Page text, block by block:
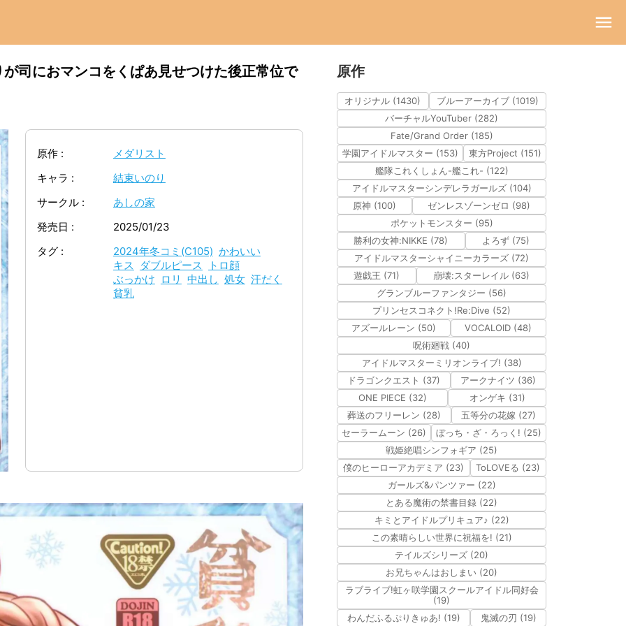
司におマンコをくぱあ見せつけた後正常位で
原作
メダリスト
キャラ
結束いのり
サークル
あしの家
発売日
2025/01/23
タグ
2024年冬コミ(C105) かわいい
キス
ダブルピース
トロ顔
ぶっかけ ロリ 中出し 処女 汗だく
貧乳
原作
オリジナル (1430)
ブルーアーカイブ (1019)
バーチャルYouTuber (282)
Fate/Grand Order (185)
学園アイドルマスター (153)
東方Project (151)
艦隊これくしょん-艦これ- (122)
アイドルマスターシンデレラガールズ (104)
原神 (100)
ゼンレスゾーンゼロ (98)
ポケットモンスター (95)
勝利の女神:NIKKE (78)
よろず (75)
アイドルマスターシャイニーカラーズ (72)
遊戯王 (71)
崩壊:スターレイル (63)
グランブルーファンタジー (56)
プリンセスコネクト!Re:Dive (52)
アズールレーン (50)
VOCALOID (48)
呪術廻戦 (40)
アイドルマスターミリオンライブ! (38)
ドラゴンクエスト (37)
アークナイツ (36)
ONE PIECE (32)
オンゲキ (31)
葬送のフリーレン (28)
五等分の花嫁 (27)
セーラームーン (26)
ぼっち・ざ・ろっく! (25)
戦姫絶唱シンフォギア (25)
僕のヒーローアカデミア (23)
ToLOVEる (23)
ガールズ&パンツァー (22)
とある魔術の禁書目録 (22)
キミとアイドルプリキュア♪ (22)
この素晴らしい世界に祝福を! (21)
テイルズシリーズ (20)
お兄ちゃんはおしまい (20)
ラブライブ!虹ヶ咲学園スクールアイドル同好会
(19)
わんだふるぷりきゅあ! (19)
鬼滅の刃 (19)